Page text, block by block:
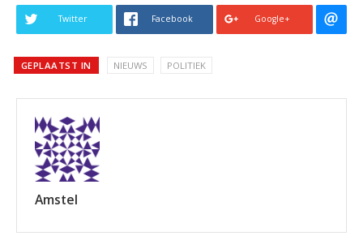
Twitter Facebook Google+
GEPLAATST IN NIEUWS POLITIEK
Amstel